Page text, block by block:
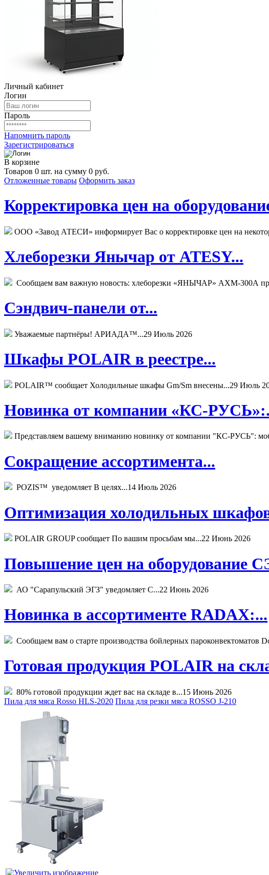
Личный кабинет
Логин
Пароль
Напомнить пароль
Зарегистрироваться
В корзине
Товаров 0 шт. на сумму 0 руб.
Отложенные товары Оформить заказ
Корректировка цен на
ООО «Завод АТЕСИ» информирует Вас о корректировке цен на
Хлеборезки Янычар от ATESY...
Сообщаем вам важную новость: хлеборезки «ЯНЫЧАР» АХМ-300А
Сэндвич-панели от...
Уважаемые партнёры! АРИАДА™...29 Июль 2026
Шкафы POLAIR в реестре...
POLAIR™ сообщает Холодильные шкафы Gm/Sm внесены...29 Июль
Новинка от компании «КС-
Представляем вашему вниманию новинку от компании "КС-РУСЬ":
Сокращение ассортимента...
POZIS™ уведомляет В целях...14 Июль 2026
Оптимизация холодильных
POLAIR GROUP сообщает По вашим просьбам мы...22 Июнь 2026
Повышение цен на оборудование
АО "Сарапульский ЭГЗ" уведомляет С...22 Июнь 2026
Новинка в ассортименте RADAX:...
Сообщаем вам о старте производства бойлерных пароконвектоматов
Готовая продукция POLAIR на
80% готовой продукции ждет вас на складе в...15 Июнь 2026
Пила для мяса Rosso HLS-2020 Пила для резки мяса ROSSO J-210